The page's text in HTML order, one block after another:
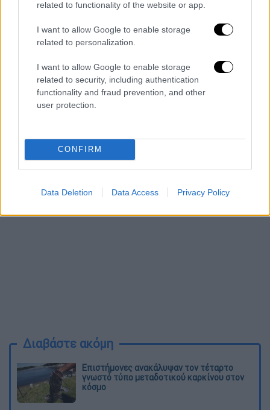
related to functionality of the website or app.
I want to allow Google to enable storage
related to personalization.
I want to allow Google to enable storage
related to security, including authentication
functionality and fraud prevention, and other
user protection.
CONFIRM
Data Deletion Data Access Privacy Policy
καλά χέρια, όταν ο Ραφα αποφασίσει τα
εγκαταλείψει τα γήπεδα...
Masters τίτλο του, αλλά έχει πανηγυρίσει
φέτος και σε Ρίο, Μαϊάμι και Βαρκελώνη.
Λογαριασμό άνοιξε πέρυσι στο Ούμαγκ της
νεαρότερος πρωταθλητής της ισπανικής
πρωτεύουσας.
Διαβάστε ακόμη
Επιστήμονες ανακάλυψαν τον τέταρτο
γνωστό τύπο μεταδοτικού καρκίνου στον
κόσμο